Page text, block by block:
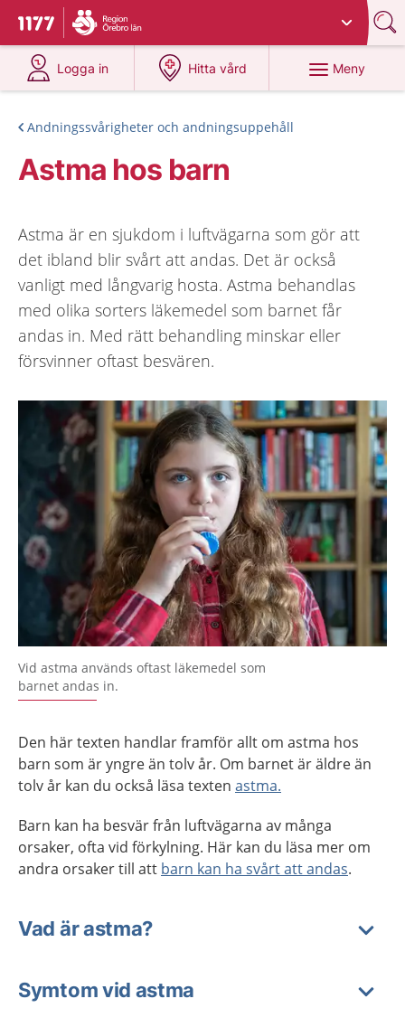
Till startsidan för 1177
Du har valt region
Logga in
på 1177.se
Hitta vård
på 1177.se
Meny
Andningssvårigheter och andningsuppehåll
Astma hos barn
Astma är en sjukdom i luftvägarna som gör att
det ibland blir svårt att andas. Det är också
vanligt med långvarig hosta. Astma behandlas
med olika sorters läkemedel som barnet får
andas in. Med rätt behandling minskar eller
försvinner oftast besvären.
Vid astma används oftast läkemedel som
barnet andas in.
Den här texten handlar framför allt om astma hos
barn som är yngre än tolv år. Om barnet är äldre än
tolv år kan du också läsa texten astma.
Barn kan ha besvär från luftvägarna av många
orsaker, ofta vid förkylning. Här kan du läsa mer om
andra orsaker till att barn kan ha svårt att andas.
Vad är astma?
Symtom vid astma